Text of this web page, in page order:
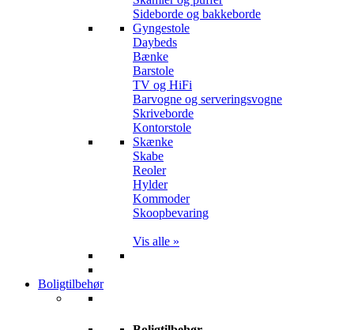
Sideborde og bakkeborde
Gyngestole
Daybeds
Bænke
Barstole
TV og HiFi
Barvogne og serveringsvogne
Skriveborde
Kontorstole
Skænke
Skabe
Reoler
Hylder
Kommoder
Skoopbevaring
Vis alle »
Boligtilbehør